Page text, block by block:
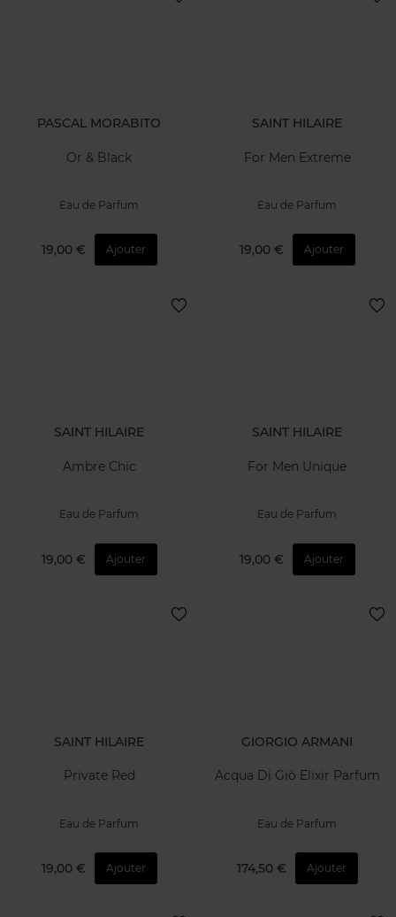
PASCAL MORABITO
Or & Black
Eau de Parfum
19,00 € Ajouter
SAINT HILAIRE
For Men Extreme
Eau de Parfum
19,00 € Ajouter
SAINT HILAIRE
Ambre Chic
Eau de Parfum
19,00 € Ajouter
SAINT HILAIRE
For Men Unique
Eau de Parfum
19,00 € Ajouter
SAINT HILAIRE
Private Red
Eau de Parfum
19,00 € Ajouter
GIORGIO ARMANI
Acqua Di Giò Elixir Parfum
Eau de Parfum
174,50 € Ajouter